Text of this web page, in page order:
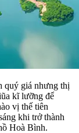
quý giá nhưng thị
kĩ lưỡng để
vị thế tiên
khi trở thành
Hoà Bình.